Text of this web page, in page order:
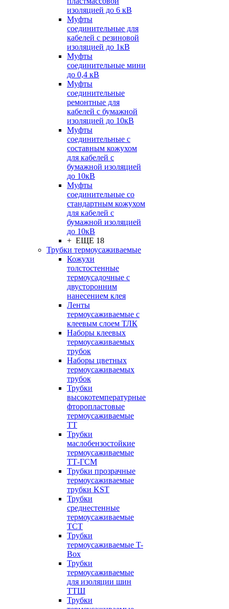
изоляцией до 6 кВ
Муфты
соединительные для
кабелей с резиновой
изоляцией до 1кВ
Муфты
соединительные мини
до 0,4 кВ
Муфты
соединительные
ремонтные для
кабелей с бумажной
изоляцией до 10кВ
Муфты
соединительные с
составным кожухом
для кабелей с
бумажной изоляцией
до 10кВ
Муфты
соединительные со
стандартным кожухом
для кабелей с
бумажной изоляцией
до 10кВ
+ ЕЩЕ 18
Трубки термоусаживаемые
Кожухи
толстостенные
термоусадочные с
двусторонним
нанесением клея
Ленты
термоусаживаемые с
клеевым слоем ТЛК
Наборы клеевых
термоусаживаемых
трубок
Наборы цветных
термоусаживаемых
трубок
Трубки
высокотемпературные
фторопластовые
термоусаживаемые
ТТ
Трубки
маслобензостойкие
термоусаживаемые
ТТ-ГСМ
Трубки прозрачные
термоусаживаемые
трубки KST
Трубки
среднестенные
термоусаживаемые
ТСТ
Трубки
термоусаживаемые T-
Box
Трубки
термоусаживаемые
для изоляции шин
ТТШ
Трубки